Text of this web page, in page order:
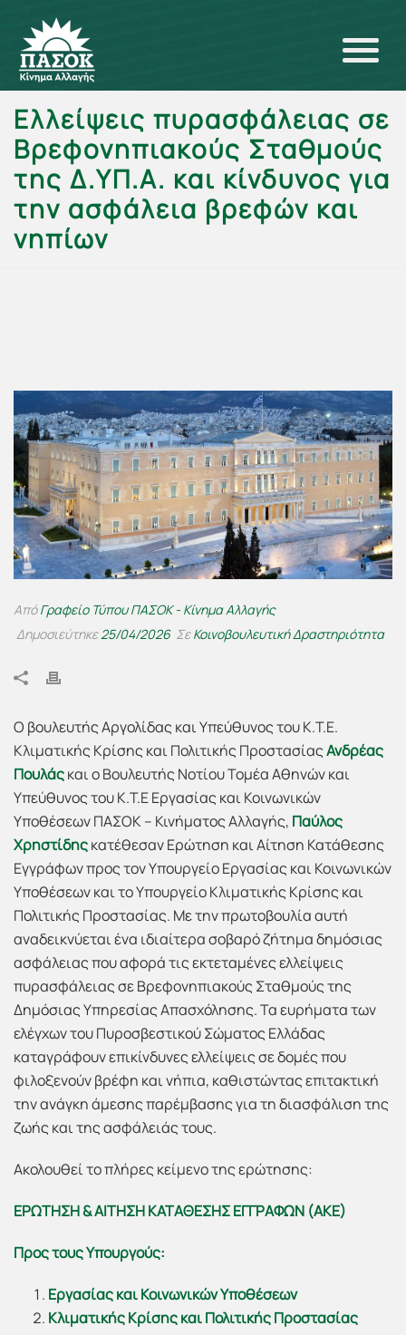
Ελλείψεις πυρασφάλειας σε
Βρεφονηπιακούς Σταθμούς
της Δ.ΥΠ.Α. και κίνδυνος για
την ασφάλεια βρεφών και
νηπίων
ΑπόΓραφείο Τύπου ΠΑΣΟΚ - Κίνημα Αλλαγής
Δημοσιεύτηκε25/04/2026 ΣεΚοινοβουλευτική Δραστηριότητα
Ο βουλευτής Αργολίδας και Υπεύθυνος του Κ.Τ.Ε.
Κλιματικής Κρίσης και Πολιτικής ΠροστασίαςΑνδρέας
Πουλάςκαι ο Βουλευτής Νοτίου Τομέα Αθηνών και
Υπεύθυνος του Κ.Τ.Ε Εργασίας και Κοινωνικών
Υποθέσεων ΠΑΣΟΚ – Κινήματος Αλλαγής, Παύλος
Χρηστίδηςκατέθεσαν Ερώτηση και Αίτηση Κατάθεσης
Εγγράφων προς τον Υπουργείο Εργασίας και Κοινωνικών
Υποθέσεων και το Υπουργείο Κλιματικής Κρίσης και
Πολιτικής Προστασίας. Με την πρωτοβουλία αυτή
αναδεικνύεται ένα ιδιαίτερα σοβαρό ζήτημα δημόσιας
ασφάλειας που αφορά τις εκτεταμένες ελλείψεις
πυρασφάλειας σε Βρεφονηπιακούς Σταθμούς της
Δημόσιας Υπηρεσίας Απασχόλησης. Τα ευρήματα των
ελέγχων του Πυροσβεστικού Σώματος Ελλάδας
καταγράφουν επικίνδυνες ελλείψεις σε δομές που
φιλοξενούν βρέφη και νήπια, καθιστώντας επιτακτική
την ανάγκη άμεσης παρέμβασης για τη διασφάλιση της
ζωής και της ασφάλειάς τους.
Ακολουθεί το πλήρες κείμενο της ερώτησης:
ΕΡΩΤΗΣΗ & ΑΙΤΗΣΗ ΚΑΤΑΘΕΣΗΣ ΕΓΓΡΑΦΩΝ (ΑΚΕ)
Προς τους Υπουργούς:
Εργασίας και Κοινωνικών Υποθέσεων
Κλιματικής Κρίσης και Πολιτικής Προστασίας